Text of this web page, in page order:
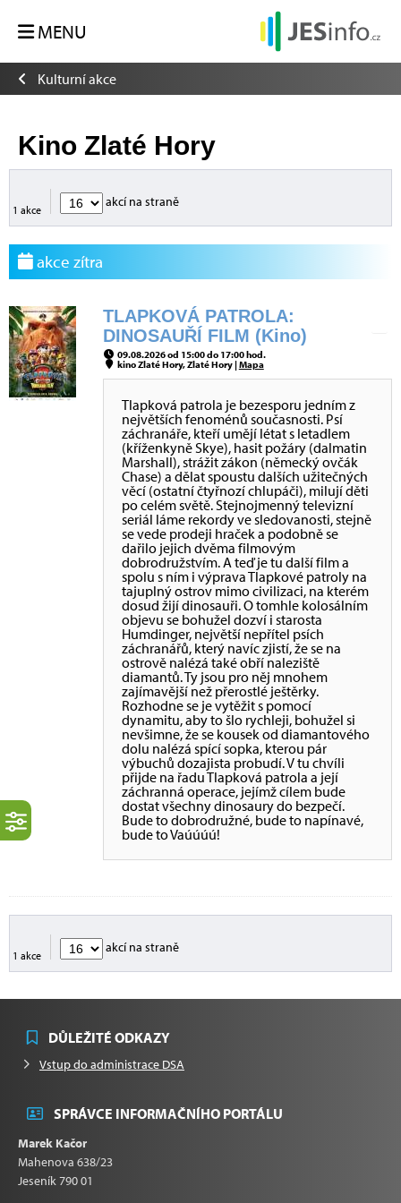
MENU
Kulturní akce
Kino Zlaté Hory
1 akce
akcí na straně
akce zítra
TLAPKOVÁ PATROLA:
DINOSAUŘÍ FILM (Kino)
09.08.2026 od 15:00 do 17:00 hod.
kino Zlaté Hory, Zlaté Hory |Mapa
Tlapková patrola je bezesporu jedním z
největších fenoménů současnosti. Psí
záchranáře, kteří umějí létat s letadlem
(kříženkyně Skye), hasit požáry (dalmatin
Marshall), strážit zákon (německý ovčák
Chase) a dělat spoustu dalších užitečných
věcí (ostatní čtyřnozí chlupáči), milují děti
po celém světě. Stejnojmenný televizní
seriál láme rekordy ve sledovanosti, stejně
se vede prodeji hraček a podobně se
dařilo jejich dvěma filmovým
dobrodružstvím. A teď je tu další film a
spolu s ním i výprava Tlapkové patroly na
tajuplný ostrov mimo civilizaci, na kterém
dosud žijí dinosauři. O tomhle kolosálním
objevu se bohužel dozví i starosta
Humdinger, největší nepřítel psích
záchranářů, který navíc zjistí, že se na
ostrově nalézá také obří naleziště
diamantů. Ty jsou pro něj mnohem
zajímavější než přerostlé ještěrky.
Rozhodne se je vytěžit s pomocí
dynamitu, aby to šlo rychleji, bohužel si
nevšimne, že se kousek od diamantového
dolu nalézá spící sopka, kterou pár
výbuchů dozajista probudí. V tu chvíli
přijde na řadu Tlapková patrola a její
záchranná operace, jejímž cílem bude
dostat všechny dinosaury do bezpečí.
Bude to dobrodružné, bude to napínavé,
bude to Vaúúúú!
1 akce
akcí na straně
DŮLEŽITÉ ODKAZY
Vstup do administrace DSA
SPRÁVCE INFORMAČNÍHO PORTÁLU
Marek Kačor
Mahenova 638/23
Jeseník 790 01